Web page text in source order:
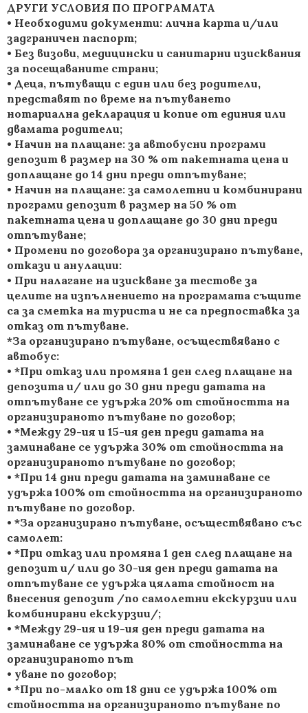
ДРУГИ УСЛОВИЯ ПО ПРОГРАМАТА
• Необходими документи: лична карта и/или
задграничен паспорт;
• Без визови, медицински и санитарни изисквания
за посещаваните страни;
• Деца, пътуващи с един или без родители,
представят по време на пътуването
нотариална декларация и копие от единия или
двамата родители;
• Начин на плащане: за автобусни програми
депозит в размер на 30 % от пакетната цена и
доплащане до 14 дни преди отпътуване;
• Начин на плащане: за самолетни и комбинирани
програми депозит в размер на 50 % от
пакетната цена и доплащане до 30 дни преди
отпътуване;
• Промени по договора за организирано пътуване,
откази и анулации:
• При налагане на изискване за тестове за
целите на изпълнението на програмата същите
са за сметка на туриста и не са предпоставка за
отказ от пътуване.
*За организирано пътуване, осъществявано с
автобус:
• *При отказ или промяна 1 ден след плащане на
депозита и/ или до 30 дни преди датата на
отпътуване се удържа 20% от стойността на
организираното пътуване по договор;
• *Между 29-ия и 15-ия ден преди датата на
заминаване се удържа 30% от стойността на
организираното пътуване по договор;
• *При 14 дни преди датата на заминаване се
удържа 100% от стойността на организираното
пътуване по договор.
• *За организирано пътуване, осъществявано със
самолет:
• *При отказ или промяна 1 ден след плащане на
депозит и/ или до 30-ия ден преди датата на
отпътуване се удържа цялата стойност на
внесения депозит /по самолетни екскурзии или
комбинирани екскурзии/;
• *Между 29-ия и 19-ия ден преди датата на
заминаване се удържа 80% от стойността на
организираното път
• уване по договор;
• *При по-малко от 18 дни се удържа 100% от
стойността на организираното пътуване по